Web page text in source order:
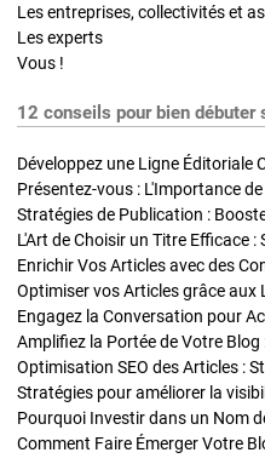
Les entreprises, collectivités et
Les experts
Vous !
12 conseils pour bien
Développez une Ligne Éditoriale
Présentez-vous : L'Importance
L'Art de Choisir un Titre Efficace
Optimiser vos Articles grâce aux
Engagez la Conversation pour
Amplifiez la Portée de Votre